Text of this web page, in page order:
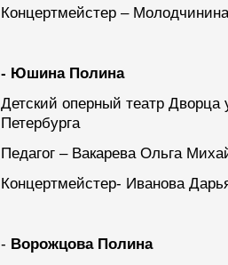
Концертмейстер –
- Юшина Полина
Детский оперный театр
Петербурга
Педагог – Вакарева Ольга
Концертмейстер- Иванова
- Ворожцова Полина